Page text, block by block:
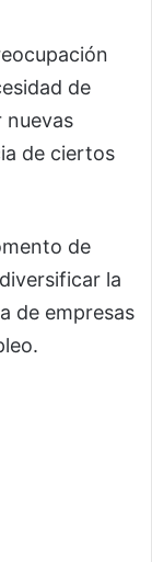
de
de ciertos
de
la
de empresas